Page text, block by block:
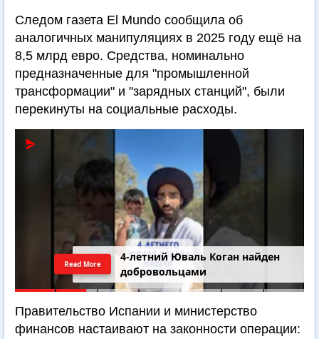
Следом газета El Mundo сообщила об
аналогичных манипуляциях в 2025 году ещё на
8,5 млрд евро. Средства, номинально
предназначенные для "промышленной
трансформации" и "зарядных станций", были
перекинуты на социальные расходы.
4-летний Юваль Коган найден
добровольцами
Read More
Правительство Испании и министерство
финансов настаивают на законности операции: